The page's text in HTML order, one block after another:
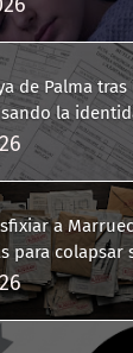
de Palma
la
a
para colapsar